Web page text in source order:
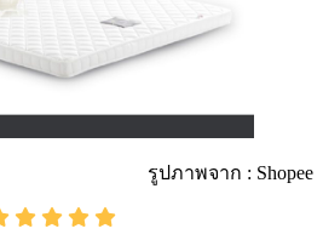
รูปภาพจาก : Shopee